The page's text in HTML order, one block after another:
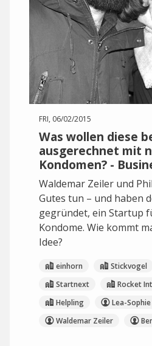
FRI, 06/02/2015
Was wollen diese
ausgerechnet mit
Kondomen? -
Waldemar Zeiler und
Gutes tun – und haben
gegründet, ein Startup
Kondome. Wie kommt
Idee?
einhorn Stickvogel
Startnext
Rocket
Helpling
Lea-
Waldemar Zeiler